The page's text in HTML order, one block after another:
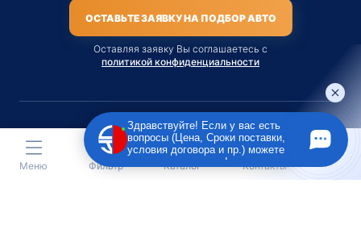
ОСТАВЬТЕ ЗАЯВКУ НА ПОДБОР АВТО
Оставляя заявку Вы соглашаетесь с
политикой конфиденциальности
Материалы данного сайта являются публичной офертой
только на услугу сопровождения Агентом приобретения
транспортного средства Клиентом.
Меню Фильтр Каталог Контакты
Здравствуйте! Если у вас есть
вопросы (Цена, Сроки поставки,
условия договора и пр.) можете
задать их мне в чат!